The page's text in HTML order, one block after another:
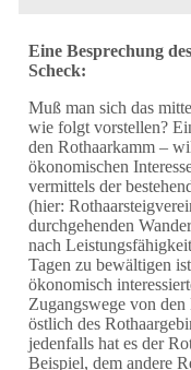
Eine Besprechung
Scheck:
Muß man sich das
wie folgt vorstellen?
den Rothaarkamm –
ökonomischen
vermittels der
(hier:
durchgehenden
nach
Tagen zu bewältigen
ökonomisch
Zugangswege von
östlich des
jedenfalls hat es der
Beispiel, dem andere